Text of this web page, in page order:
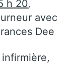
h 20,
avec
Dee